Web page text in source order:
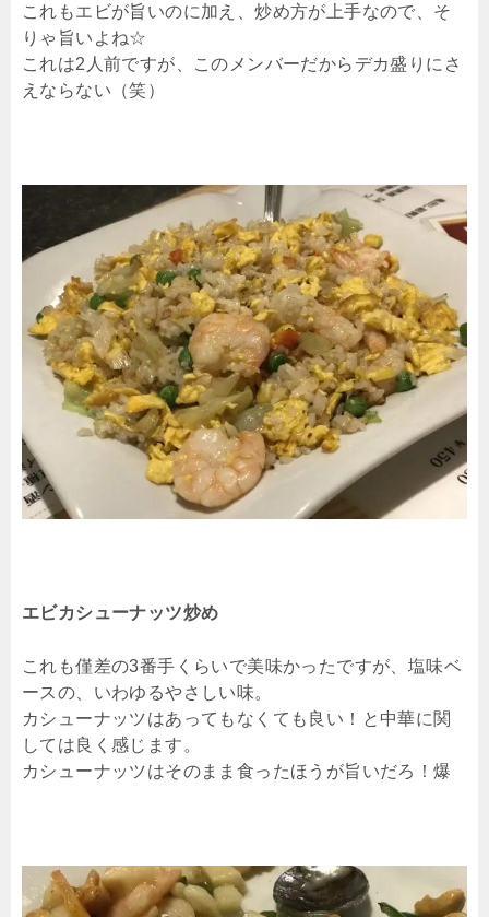
これもエビが旨いのに加え、炒め方が上手なので、そ
りゃ旨いよね☆
これは2人前ですが、このメンバーだからデカ盛りにさ
えならない（笑）
エビカシューナッツ炒め
これも僅差の3番手くらいで美味かったですが、塩味ベ
ースの、いわゆるやさしい味。
カシューナッツはあってもなくても良い！と中華に関
しては良く感じます。
カシューナッツはそのまま食ったほうが旨いだろ！爆